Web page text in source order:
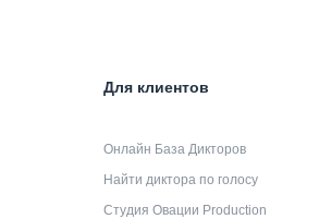
Для клиентов
Онлайн База Дикторов
Найти диктора по голосу
Студия Овации Production